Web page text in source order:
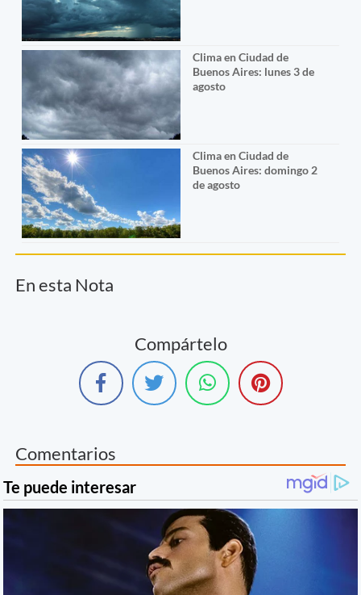
Clima en Ciudad de
Buenos Aires: lunes 3 de
agosto
Clima en Ciudad de
Buenos Aires: domingo 2
de agosto
En esta Nota
Compártelo
Comentarios